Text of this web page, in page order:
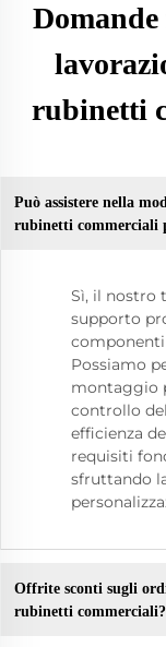
rubinetti
Può assistere nella
rubinetti commerciali
Sì, il nostro
supporto
Possiamo
montaggio
controllo
efficienza
requisiti
sfruttando
Offrite sconti sugli
rubinetti commerciali?